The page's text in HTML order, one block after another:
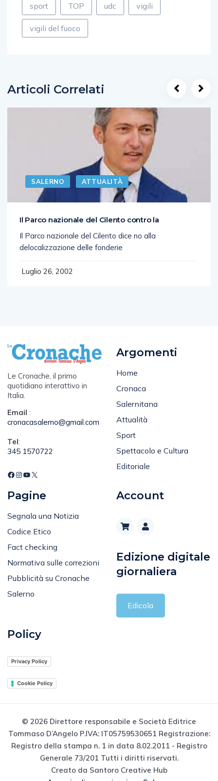
sport TOP udc vigili
vigili del fuoco
Articoli Correlati
SALERNO ATTUALITÀ
Il Parco nazionale del Cilento contro la
Il Parco nazionale del Cilento dice no alla
delocalizzazione delle fonderie
Luglio 26, 2002
Le Cronache, il primo
quotidiano interattivo in
Italia.
Email :
cronacasalerno@gmail.com
Tel:
345 1570722
Argomenti
Home
Cronaca
Salernitana
Attualità
Sport
Spettacolo e Cultura
Editoriale
Pagine
Segnala una Notizia
Codice Etico
Fact checking
Normativa sulle correzioni
Pubblicità su Cronache
Salerno
Account
Edizione digitale
giornaliera
Edicola
Policy
Privacy Policy
Cookie Policy
© 2026 Direttore responsabile e Società Editrice
Tommaso D’Angelo P.IVA: IT05759530651 Registrazione:
Registro della stampa n. 1 in data 8.02.2011 - Registro
Generale 73/201 Tutti i diritti riservati.
Creato da Santoro Creative Hub